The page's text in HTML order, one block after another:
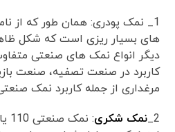
1_ نمک پودری: همان طور که از
های بسیار ریزی است که شکل
دیگر انواع نمک های صنعتی
کاربرد در صنعت تصفیه، صنعت
مرغداری از جمله کاربرد نمک
2_ نمک شکری
: